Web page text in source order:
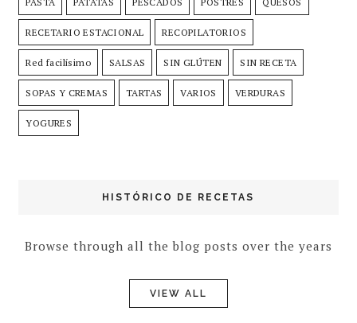
RECETARIO ESTACIONAL RECOPILATORIOS
Red facilísimo SALSAS SIN GLÚTEN SIN RECETA
SOPAS Y CREMAS TARTAS VARIOS VERDURAS
YOGURES
HISTÓRICO DE RECETAS
Browse through all the blog posts over the years
VIEW ALL